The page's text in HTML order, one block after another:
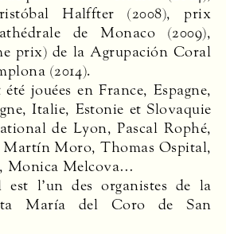
Halffter (2008), prix
de Monaco (2009),
prix) de la Agrupación Coral
(2014).
jouées en France, Espagne,
Italie, Estonie et Slovaquie
de Lyon, Pascal Rophé,
Martín Moro, Thomas Ospital,
Monica Melcova…
est l’un des organistes de la
María del Coro de San